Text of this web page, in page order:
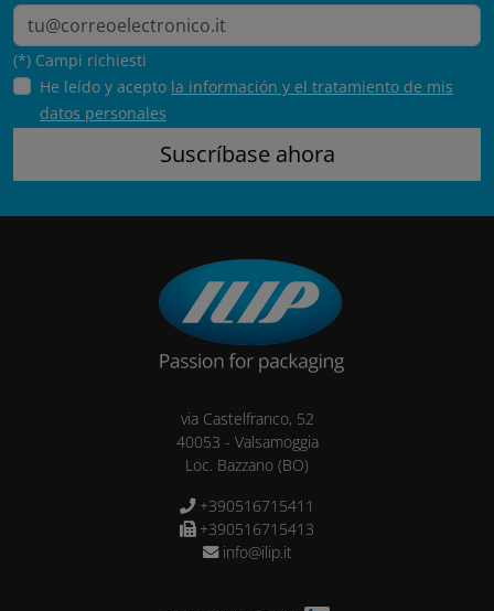
(*) Campi richiesti
He leído y acepto la información y el tratamiento de mis
datos personales
via Castelfranco, 52
40053 - Valsamoggia
Loc. Bazzano (BO)
+390516715411
+390516715413
info@ilip.it